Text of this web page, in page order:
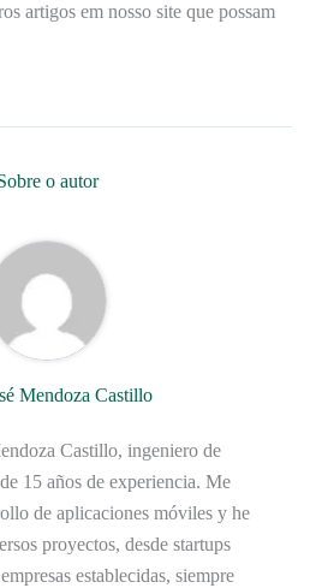
artigos em nosso site que possam
o autor
Mendoza Castillo
Castillo, ingeniero de
15 años de experiencia. Me
de aplicaciones móviles y he
proyectos, desde startups
establecidas, siempre